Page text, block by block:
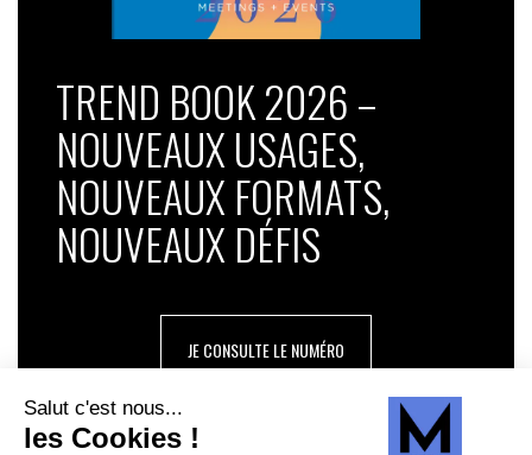
TREND BOOK 2026 –
NOUVEAUX USAGES,
NOUVEAUX FORMATS,
NOUVEAUX DÉFIS
JE CONSULTE LE NUMÉRO